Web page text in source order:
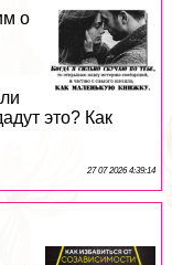
о
это? Как
27 07 2026 4:39:14